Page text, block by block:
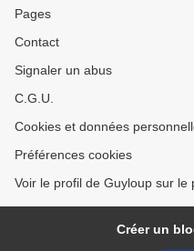
Pages
Contact
Signaler un abus
C.G.U.
Cookies et données
Préférences cookies
Voir le profil de Guyloup sur le
Créer un